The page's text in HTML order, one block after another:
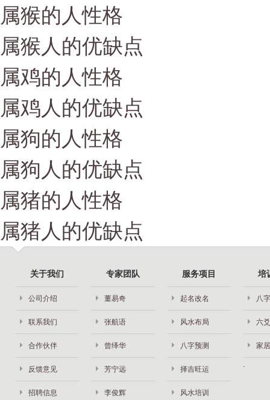
属猴的人性格
属猴人的优缺点
属鸡的人性格
属鸡人的优缺点
属狗的人性格
属狗人的优缺点
属猪的人性格
属猪人的优缺点
关于我们
公司介绍
联系我们
合作伙伴
反馈意见
招聘信息
专家团队
董易奇
张航语
曾绎华
芳宁远
李俊辉
服务项目
起名改名
风水布局
八字预测
择吉旺运
风水培训
培
八
六
家